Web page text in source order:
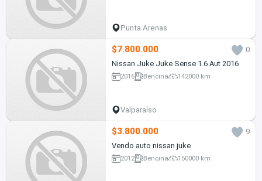
Punta Arenas
$7.800.000
0
Nissan Juke Juke Sense 1.6 Aut 2016
2016 Bencina 142000 km
Valparaíso
$3.800.000
9
Vendo auto nissan juke
2012 Bencina 150000 km